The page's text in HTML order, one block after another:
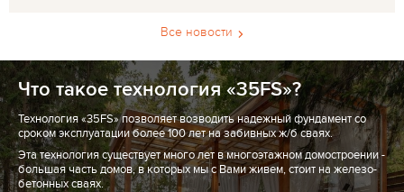
Все новости
Что такое технология «35FS»?
Технология «35FS» позволяет возводить надежный фундамент со
сроком эксплуатации более 100 лет на забивных ж/б сваях.
Эта технология существует много лет в многоэтажном домостроении -
большая часть домов, в которых мы с Вами живем, стоит на железо-
бетонных сваях.